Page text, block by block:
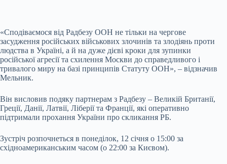
«Сподіваємося від Радбезу ООН не тільки на чергове
засудження російських військових злочинів та злодіянь проти
людства в Україні, а й на дуже дієві кроки для зупинки
російської агресії та схилення Москви до справедливого і
тривалого миру на базі принципів Статуту ООН», – відзначив
Мельник.
Він висловив подяку партнерам з Радбезу – Великій Британії,
Греції, Данії, Латвії, Ліберії та Франції, які оперативно
підтримали прохання України про скликання РБ.
Зустріч розпочнеться в понеділок, 12 січня о 15:00 за
східноамериканським часом (о 22:00 за Києвом).